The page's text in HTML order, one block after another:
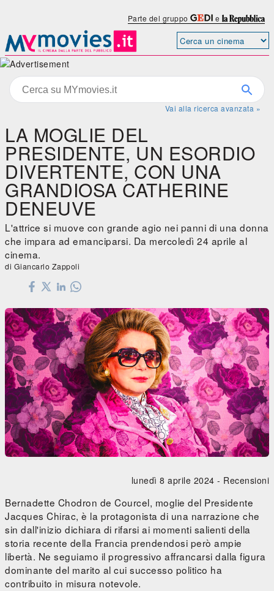
Parte del gruppo e
Vai alla ricerca avanzata »
LA MOGLIE DEL
PRESIDENTE, UN ESORDIO
DIVERTENTE, CON UNA
GRANDIOSA CATHERINE
DENEUVE
L'attrice si muove con grande agio nei panni di una donna
che impara ad emanciparsi. Da mercoledì 24 aprile al
cinema.
di Giancarlo Zappoli
lunedì 8 aprile 2024 - Recensioni
Bernadette Chodron de Courcel, moglie del Presidente
Jacques Chirac, è la protagonista di una narrazione che
sin dall'inizio dichiara di rifarsi ai momenti salienti della
storia recente della Francia prendendosi però ampie
libertà. Ne seguiamo il progressivo affrancarsi dalla figura
dominante del marito al cui successo politico ha
contribuito in misura notevole.